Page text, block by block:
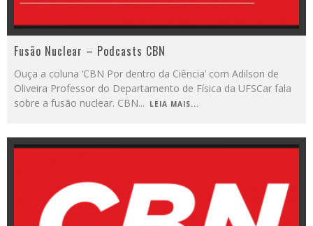
Fusão Nuclear – Podcasts CBN
Ouça a coluna ‘CBN Por dentro da Ciência’ com Adilson de
Oliveira Professor do Departamento de Física da UFSCar fala
sobre a fusão nuclear. CBN... LEIA MAIS...